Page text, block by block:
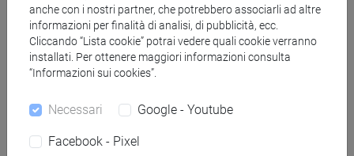
Corsi di studio e percorsi
[LMR80] STUDI TRANSMEDITERRANEI:
Laurea magistrale (DM270)
percorso comune
anche con i nostri partner, che potrebbero associarli ad altre
informazioni per finalità di analisi, di pubblicità, ecc.
Cliccando “Lista cookie” potrai vedere quali cookie verranno
installati. Per ottenere maggiori informazioni consulta
“Informazioni sui cookies”.
Necessari Google - Youtube
Facebook - Pixel